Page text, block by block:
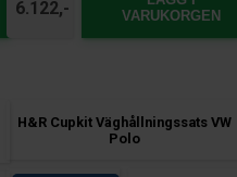
6.122,-
VARUKORGEN
H&R Cupkit Väghållningssats VW
Polo